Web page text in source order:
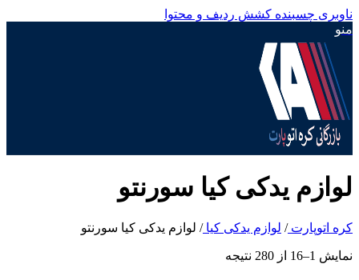
ناوبری چسبنده کشش ردیف و محتوا
منو
لوازم یدکی کیا سورنتو
کره اتوپارت/ لوازم یدکی کیا/ لوازم یدکی کیا سورنتو
نمایش 1–16 از 280 نتیجه